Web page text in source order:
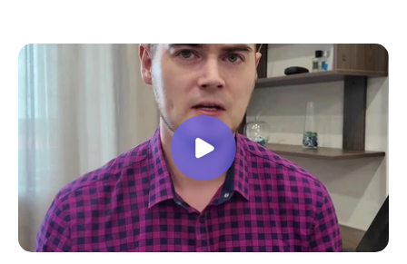
доволен, в работе всё пригодилось!